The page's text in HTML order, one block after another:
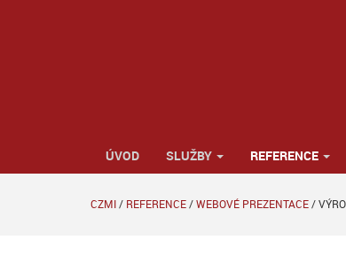
ÚVOD SLUŽBY REFERENCE
CZMI/ REFERENCE/WEBOVÉ PREZENTACE/